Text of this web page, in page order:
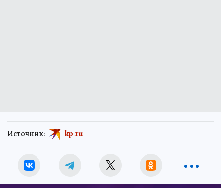
Источник: kp.ru